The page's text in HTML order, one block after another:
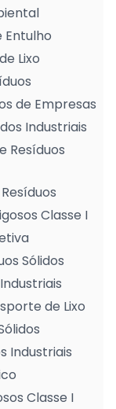
Entulho
Lixo
de Empresas
Industriais
Resíduos
Classe I
Sólidos
de Lixo
Industriais
Classe I